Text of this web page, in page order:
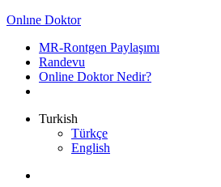
Onlıne Doktor
MR-Rontgen Paylaşımı
Randevu
Online Doktor Nedir?
Turkish
Türkçe
English